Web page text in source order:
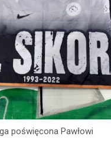
poświęcona Pawłowi